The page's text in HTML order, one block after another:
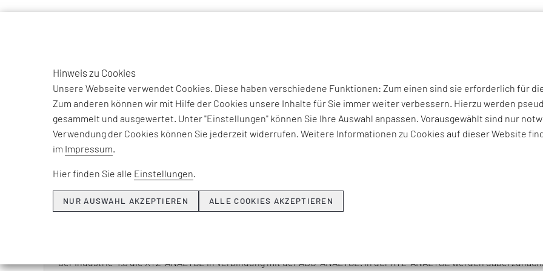
EFESO Management Consultants
BEGRIFFSERKLÄRUNG: XYZ-ANALYSE
Die XYZ-ANALYSE ist ein Verfahren, das in der Logistik, in der Beschaffung und in der Materialwirtschaft genutzt
Verbrauchs in Klassen eingeteilt, um so einen Bestellmaßnahmenzyklus zu ermitteln. Mit der XYZ-ANALYSE
Modalitäten der Lagerung festgelegt werden.
der Industrie 4.0 die XYZ-ANALYSE in Verbindung mit der ABC-ANALYSE. In der XYZ-ANALYSE werden dabei
Hinweis zu Cookies
Unsere Webseite verwendet Cookies. Diese haben verschiedene Funktionen: Zum einen sind sie erforderlich für
Zum anderen können wir mit Hilfe der Cookies unsere Inhalte für Sie immer weiter verbessern. Hierzu werden
gesammelt und ausgewertet. Unter "Einstellungen" können Sie Ihre Auswahl anpassen. Vorausgewählt sind nur
Verwendung der Cookies können Sie jederzeit widerrufen. Weitere Informationen zu Cookies auf dieser Website
im Impressum.
Hier finden Sie alle Einstellungen.
NUR AUSWAHL AKZEPTIEREN ALLE COOKIES AKZEPTIEREN